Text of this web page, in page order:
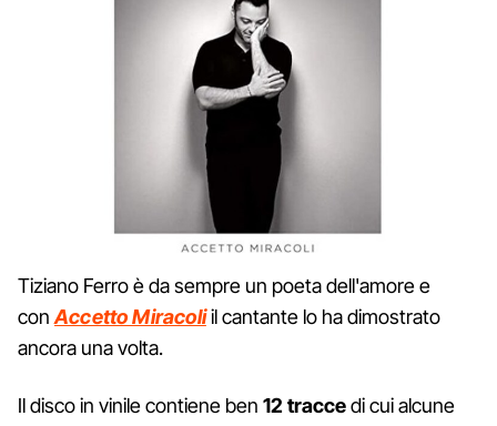
Tiziano Ferro è da sempre un poeta dell'amore e
con Accetto Miracoliil cantante lo ha dimostrato
ancora una volta.
Il disco in vinile contiene ben 12 traccedi cui alcune